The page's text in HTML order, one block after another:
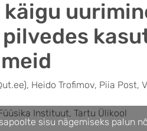
käigu
Heido Trofimov, Piia Post,
Instituut, Tartu Ülikool
sisu nägemiseks palun